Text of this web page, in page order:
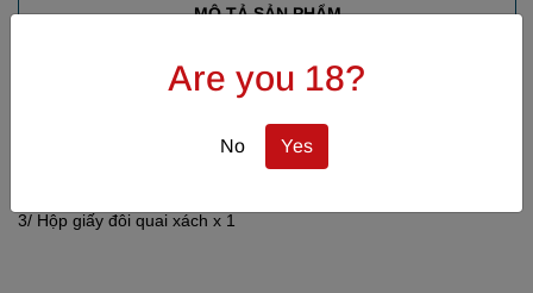
Are you 18?
No Yes
MÔ TẢ SẢN PHẨM
1/ Vang trắng Chi-lê Karku Sauvignon Blanc 750ml x 1
3/ Hộp giấy đôi quai xách x 1